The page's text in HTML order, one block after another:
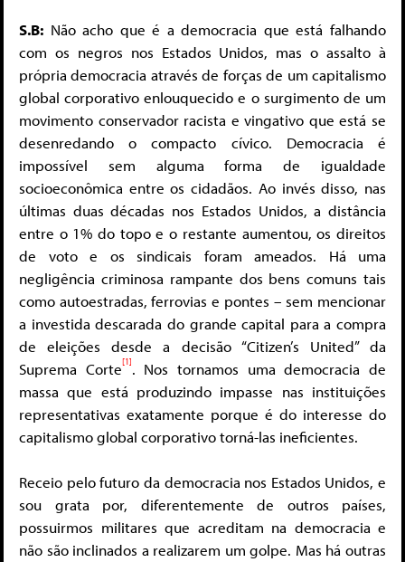
S.B: Não acho que é a democracia que está falhando
com os negros nos Estados Unidos, mas o assalto à
própria democracia através de forças de um capitalismo
global corporativo enlouquecido e o surgimento de um
movimento conservador racista e vingativo que está se
desenredando o compacto cívico. Democracia é
impossível sem alguma forma de igualdade
socioeconômica entre os cidadãos. Ao invés disso, nas
últimas duas décadas nos Estados Unidos, a distância
entre o 1% do topo e o restante aumentou, os direitos
de voto e os sindicais foram ameados. Há uma
negligência criminosa rampante dos bens comuns tais
como autoestradas, ferrovias e pontes – sem mencionar
a investida descarada do grande capital para a compra
de eleições desde a decisão “Citizen’s United” da
Suprema Corte[1]. Nos tornamos uma democracia de
massa que está produzindo impasse nas instituições
representativas exatamente porque é do interesse do
capitalismo global corporativo torná-las ineficientes.
Receio pelo futuro da democracia nos Estados Unidos, e
sou grata por, diferentemente de outros países,
possuirmos militares que acreditam na democracia e
não são inclinados a realizarem um golpe. Mas há outras